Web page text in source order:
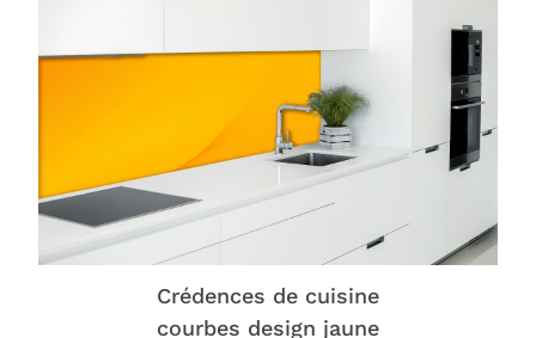
Crédences de cuisine
courbes design jaune